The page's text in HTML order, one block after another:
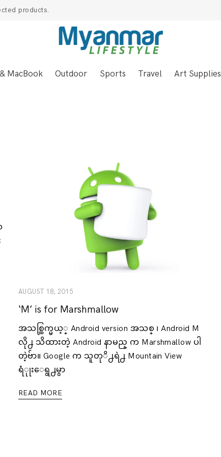
products.
MacBook Outdoor Sports Travel Art Supplies
AUGUST 18, 2015
‘M’ is for Marshmallow
အသစ္ထြက္မယ့္ Android version အသစ္ ၊ Android M
လို႕ သိထားတဲ့ Android နာမည္ က Marshmallow ပါ
တဲ့ဗ်ာ။ Google က သူတုိ႕ရဲ႕ Mountain View
ရံုုးေရွ႕မွာ
READ MORE